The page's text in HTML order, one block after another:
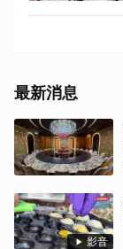
最新消息
影音